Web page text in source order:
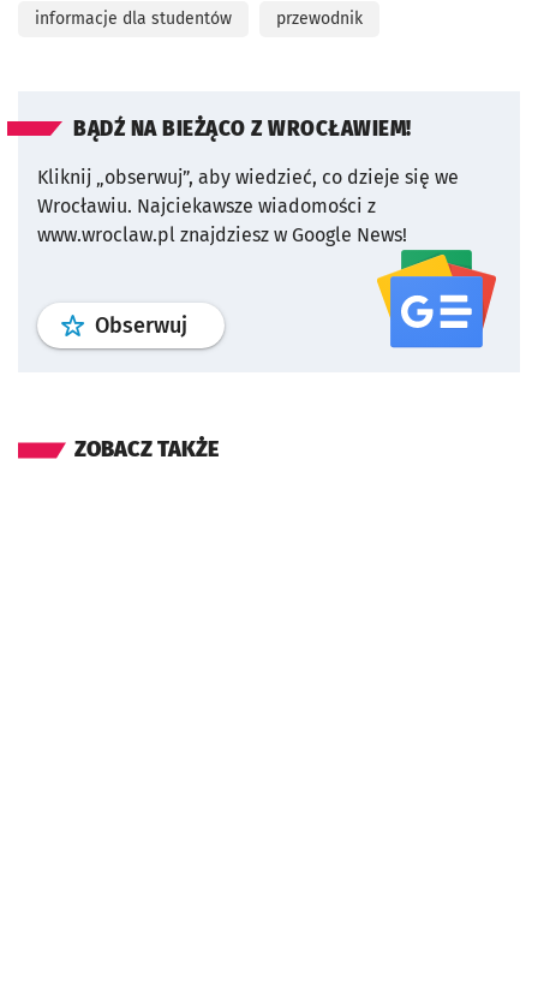
informacje dla studentów przewodnik
BĄDŹ NA BIEŻĄCO Z WROCŁAWIEM!
Kliknij „obserwuj”, aby wiedzieć, co dzieje się we
Wrocławiu. Najciekawsze wiadomości z
www.wroclaw.pl znajdziesz w Google News!
Obserwuj profil serwisu
ZOBACZ TAKŻE